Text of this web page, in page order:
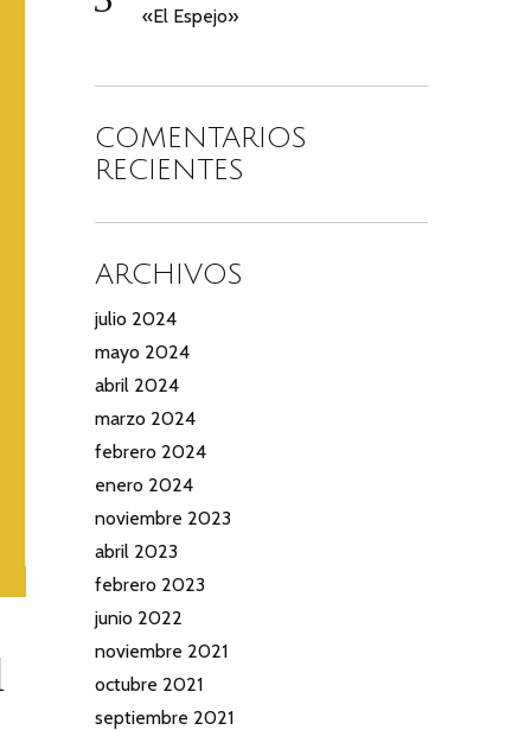
«El Espejo»
COMENTARIOS
RECIENTES
ARCHIVOS
julio 2024
mayo 2024
abril 2024
marzo 2024
febrero 2024
enero 2024
noviembre 2023
abril 2023
febrero 2023
junio 2022
noviembre 2021
octubre 2021
septiembre 2021